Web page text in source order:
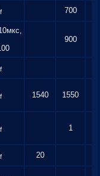
f 700
900
f
f 1540 1550
f 1
f 20